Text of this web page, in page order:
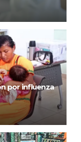
por influenza